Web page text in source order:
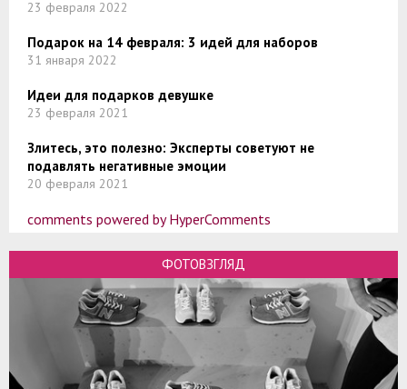
23 февраля 2022
Подарок на 14 февраля: 3 идей для наборов
31 января 2022
Идеи для подарков девушке
23 февраля 2021
Злитесь, это полезно: Эксперты советуют не
подавлять негативные эмоции
20 февраля 2021
comments powered by HyperComments
ФОТОВЗГЛЯД